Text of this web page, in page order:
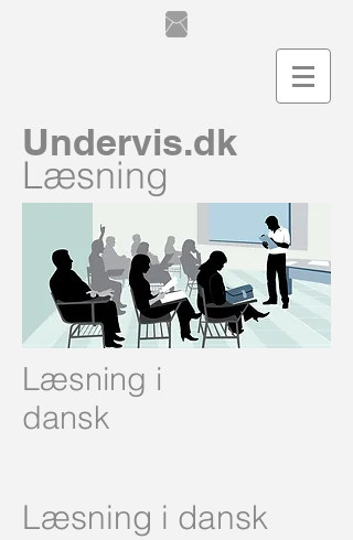
Læsning i
dansk
Læsning i dansk
Undervis.dk
Læsning